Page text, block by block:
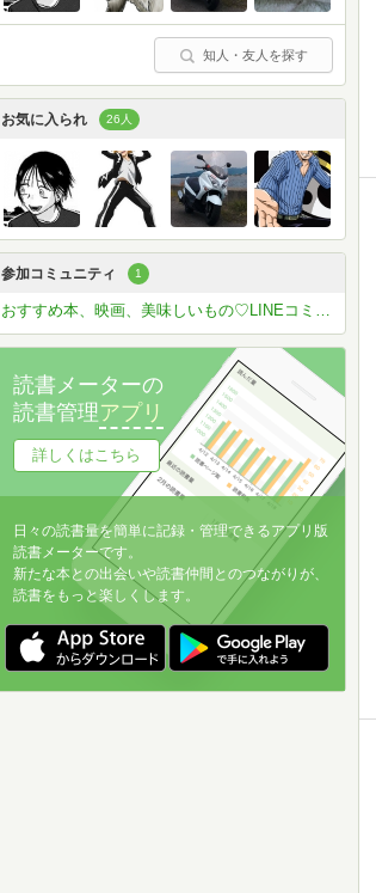
知人・友人を探す
お気に入られ 26人
参加コミュニティ 1
おすすめ本、映画、美味しいもの♡LINEコミュ(^^♪
読書メーターの
読書管理アプリ
詳しくはこちら
日々の読書量を簡単に記録・管理できるアプリ版
読書メーターです。
新たな本との出会いや読書仲間とのつながりが、
読書をもっと楽しくします。